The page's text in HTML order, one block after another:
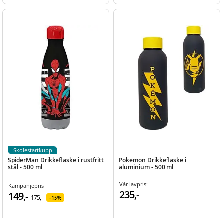
SpiderMan Drikkeflaske i rustfritt
stål - 500 ml
Kampanjepris
149,- 175,- 15%
Skolestartkupp
Pokemon Drikkeflaske i
aluminium - 500 ml
Vår lavpris:
235,-